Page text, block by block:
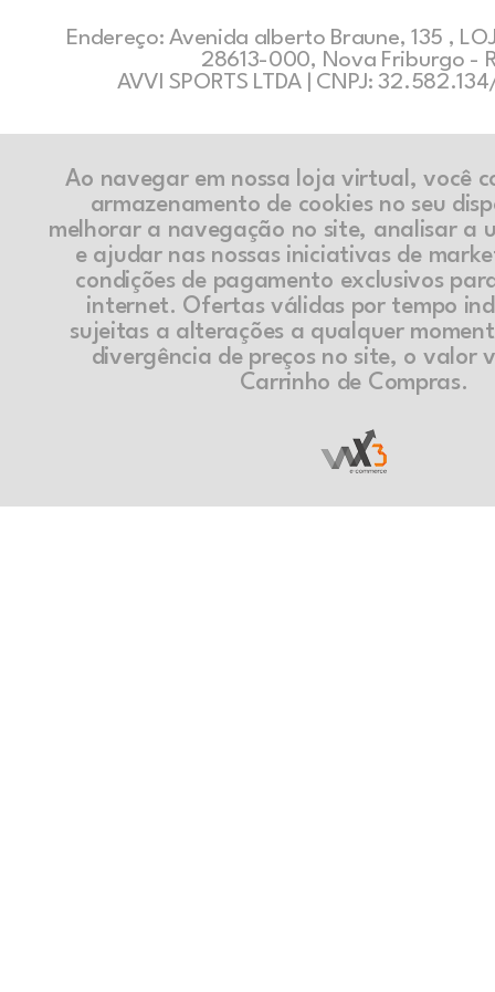
Endereço: Avenida alberto Braune, 135 ,
28613-000, Nova Friburgo -
AVVI SPORTS LTDA | CNPJ:
Ao navegar em nossa loja virtual, você
armazenamento de cookies no seu
melhorar a navegação no site, analisar a
e ajudar nas nossas iniciativas de
condições de pagamento exclusivos
internet. Ofertas válidas por tempo
sujeitas a alterações a qualquer
divergência de preços no site, o valor
Carrinho de Compras.